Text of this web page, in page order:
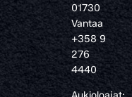
01730
Vantaa
+358 9
276
4440